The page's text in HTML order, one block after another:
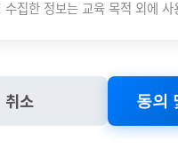
용 목적이 변경되는 경우에는
방법 수집항목
이름, 비밀번호, 자택
이름 , 비밀번호 , 자택
전화번호 , 자택 주소 ,
고용노
개발훈련
학교 행
기숙사생관리
자격증 취득내역
집한 정보는 교육 목적 외에 사
취소